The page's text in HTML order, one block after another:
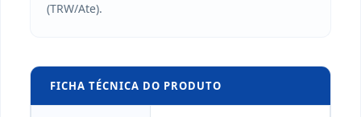
(TRW/Ate).
FICHA TÉCNICA DO PRODUTO